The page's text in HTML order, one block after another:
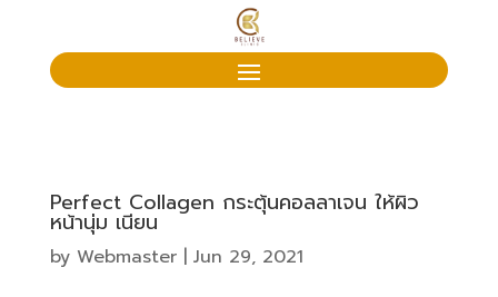
Perfect Collagen กระตุ้นคอลลาเจน ให้ผิว
หน้านุ่ม เนียน
by Webmaster| Jun 29, 2021